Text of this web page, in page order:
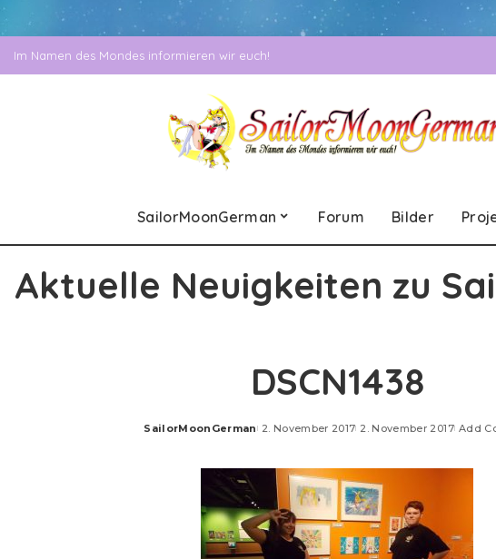
Im Namen des Mondes informieren wir euch!
SailorMoonGerman Forum Bilder
Aktuelle Neuigkeiten zu
DSCN1438
Posted
SailorMoonGerman 2. November 2017 2. November 2017 Add